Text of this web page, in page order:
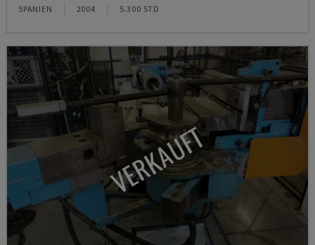
SPANIEN 2004 5.300 STD
VERKAUFT